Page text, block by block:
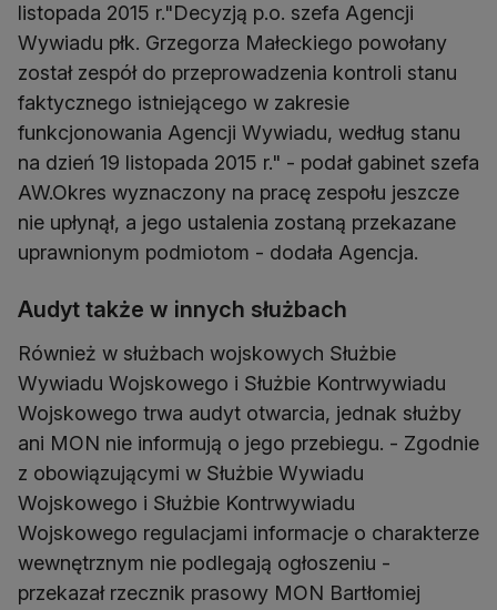
listopada 2015 r."Decyzją p.o. szefa Agencji
Wywiadu płk. Grzegorza Małeckiego powołany
został zespół do przeprowadzenia kontroli stanu
faktycznego istniejącego w zakresie
funkcjonowania Agencji Wywiadu, według stanu
na dzień 19 listopada 2015 r." - podał gabinet szefa
AW.Okres wyznaczony na pracę zespołu jeszcze
nie upłynął, a jego ustalenia zostaną przekazane
uprawnionym podmiotom - dodała Agencja.
Audyt także w innych służbach
Również w służbach wojskowych Służbie
Wywiadu Wojskowego i Służbie Kontrwywiadu
Wojskowego trwa audyt otwarcia, jednak służby
ani MON nie informują o jego przebiegu. - Zgodnie
z obowiązującymi w Służbie Wywiadu
Wojskowego i Służbie Kontrwywiadu
Wojskowego regulacjami informacje o charakterze
wewnętrznym nie podlegają ogłoszeniu -
przekazał rzecznik prasowy MON Bartłomiej